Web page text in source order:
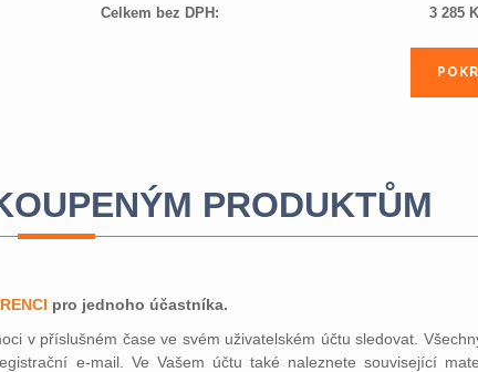
Celkem bez DPH: 3 285
PRODUKTŮM
pro jednoho účastníka.
v příslušném čase ve svém uživatelském účtu sledovat.
e-mail. Ve Vašem účtu také naleznete související